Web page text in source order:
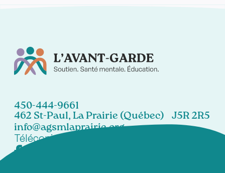
450-444-9661
462 St-Paul, La Prairie (Québec) J5R 2R5
info@agsmlaprairie.org
Télécopieur: